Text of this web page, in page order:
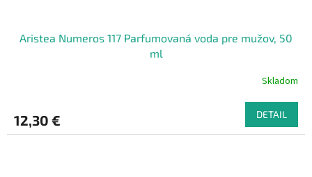
Aristea Numeros 117 Parfumovaná voda pre mužov, 50
ml
Skladom
12,30 € DETAIL